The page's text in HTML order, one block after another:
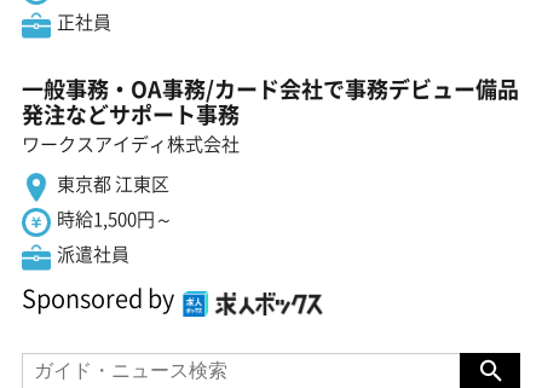
正社員
一般事務・OA事務/カード会社で事務デビュー備品
発注などサポート事務
ワークスアイディ株式会社
東京都 江東区
時給1,500円～
派遣社員
Sponsored by